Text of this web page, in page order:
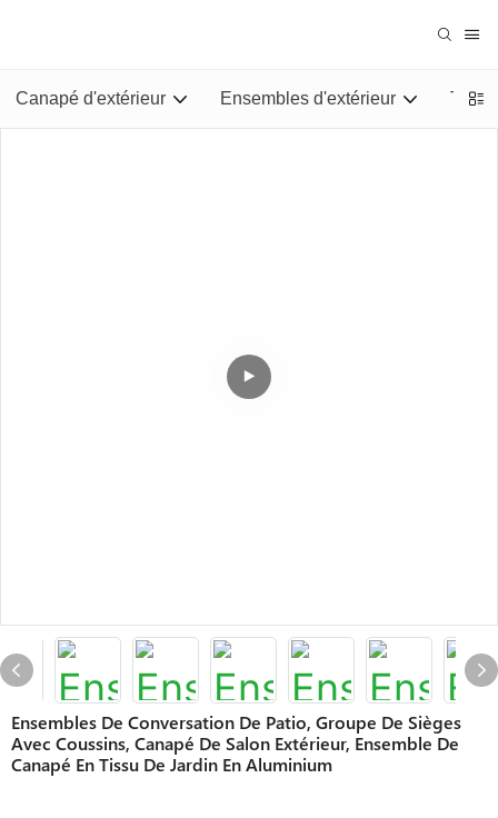
Canapé d'extérieur Ensembles d'extérieur
Ensembles De Conversation De Patio, Groupe De Sièges
Avec Coussins, Canapé De Salon Extérieur, Ensemble De
Canapé En Tissu De Jardin En Aluminium